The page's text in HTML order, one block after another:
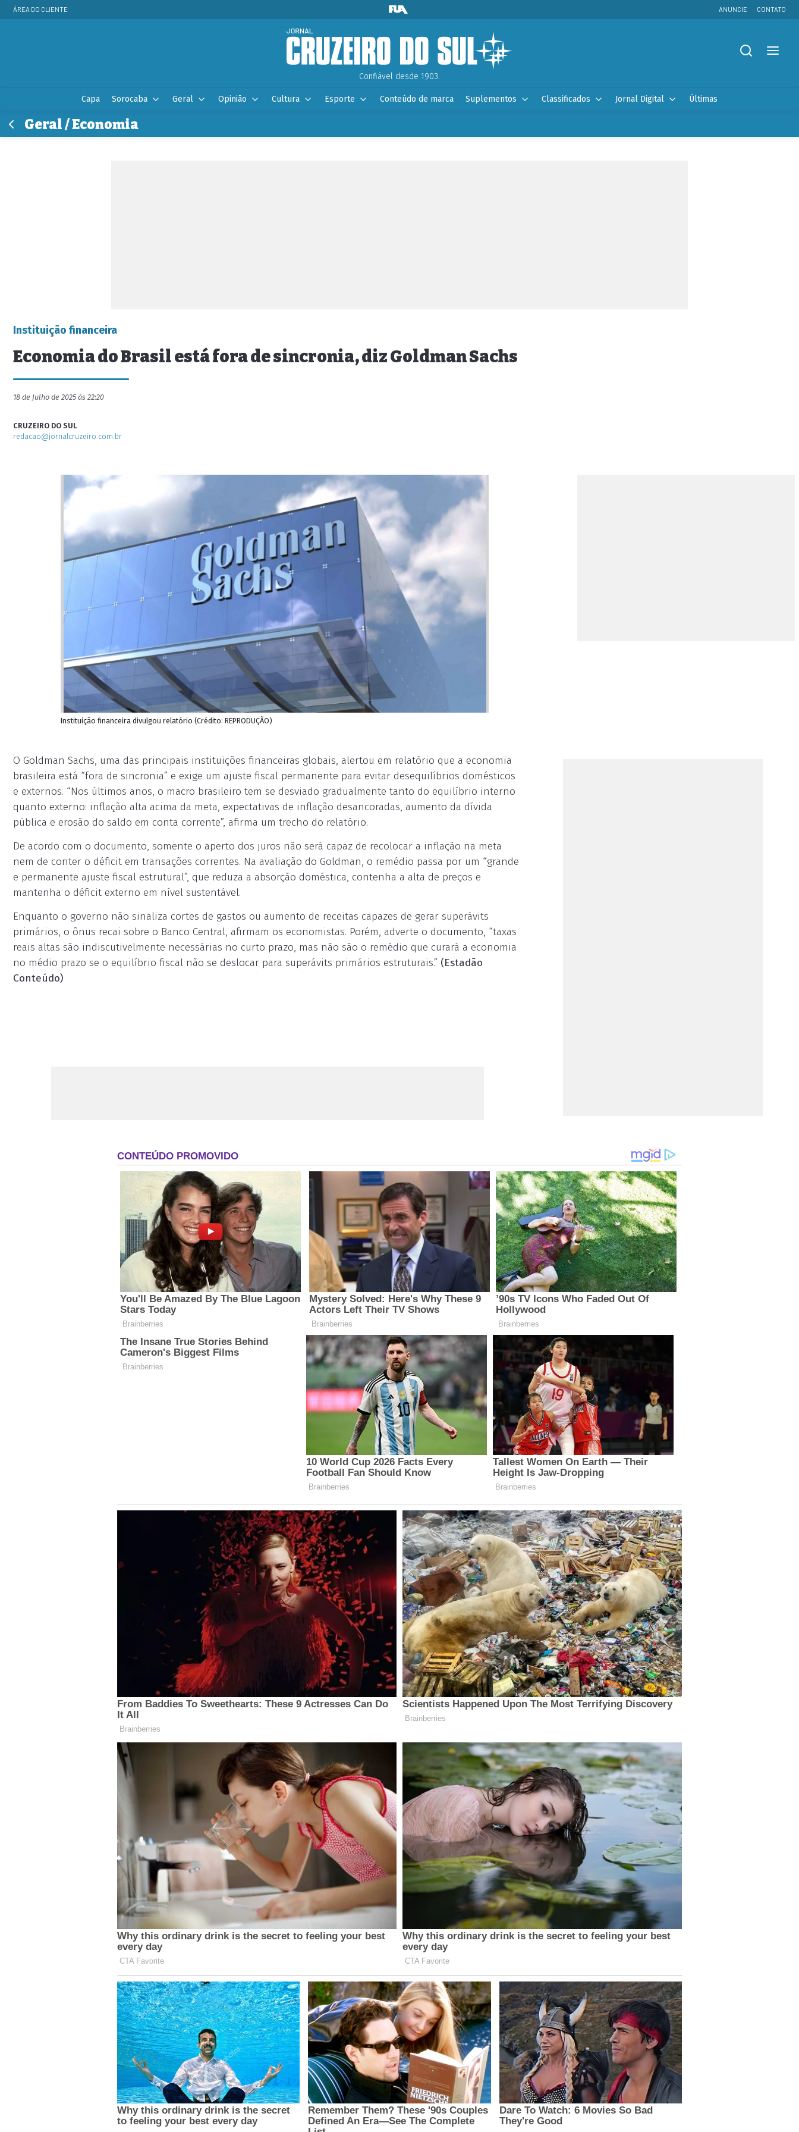
ÁREA DO CLIENTE ANUNCIE CONTATO
Confiável desde 1903.
Capa Sorocaba Geral Opinião Cultura Esporte Conteúdo de marca Suplementos Classificados Jornal Digital Últimas
Geral / Economia
Instituição financeira
Economia do Brasil está fora de sincronia, diz Goldman Sachs
18 de Julho de 2025 às 22:20
CRUZEIRO DO SUL
redacao@jornalcruzeiro.com.br
Instituição financeira divulgou relatório (Crédito: REPRODUÇÃO)
O Goldman Sachs, uma das principais instituições financeiras globais, alertou em relatório que a economia
brasileira está “fora de sincronia” e exige um ajuste fiscal permanente para evitar desequilíbrios domésticos
e externos. “Nos últimos anos, o macro brasileiro tem se desviado gradualmente tanto do equilíbrio interno
quanto externo: inflação alta acima da meta, expectativas de inflação desancoradas, aumento da dívida
pública e erosão do saldo em conta corrente”, afirma um trecho do relatório.
De acordo com o documento, somente o aperto dos juros não será capaz de recolocar a inflação na meta
nem de conter o déficit em transações correntes. Na avaliação do Goldman, o remédio passa por um “grande
e permanente ajuste fiscal estrutural”, que reduza a absorção doméstica, contenha a alta de preços e
mantenha o déficit externo em nível sustentável.
Enquanto o governo não sinaliza cortes de gastos ou aumento de receitas capazes de gerar superávits
primários, o ônus recai sobre o Banco Central, afirmam os economistas. Porém, adverte o documento, “taxas
reais altas são indiscutivelmente necessárias no curto prazo, mas não são o remédio que curará a economia
no médio prazo se o equilíbrio fiscal não se deslocar para superávits primários estruturais.” (Estadão
Conteúdo)